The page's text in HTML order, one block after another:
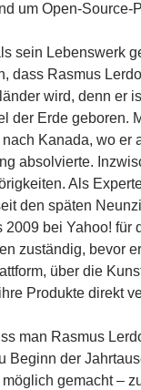
um Open-Source-
sein Lebenswerk
dass Rasmus
wird, denn er
der Erde geboren.
Kanada, wo er
absolvierte.
Als
den späten
2009 bei Yahoo! für
zuständig, bevor
über die
Produkte direkt
man Rasmus
Beginn der
gemacht –